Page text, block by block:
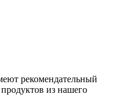
рекомендательный
из нашего